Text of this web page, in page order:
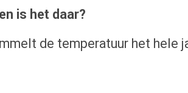
is het daar?
de temperatuur het hele